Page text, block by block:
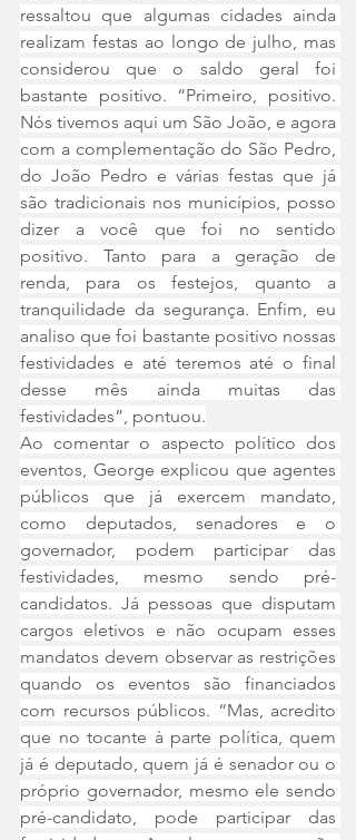
ressaltou que algumas cidades ainda
realizam festas ao longo de julho, mas
considerou que o saldo geral foi
bastante positivo. “Primeiro, positivo.
Nós tivemos aqui um São João, e agora
com a complementação do São Pedro,
do João Pedro e várias festas que já
são tradicionais nos municípios, posso
dizer a você que foi no sentido
positivo. Tanto para a geração de
renda, para os festejos, quanto a
tranquilidade da segurança. Enfim, eu
analiso que foi bastante positivo nossas
festividades e até teremos até o final
desse mês ainda muitas das
festividades”, pontuou.
Ao comentar o aspecto político dos
eventos, George explicou que agentes
públicos que já exercem mandato,
como deputados, senadores e o
governador, podem participar das
festividades, mesmo sendo pré-
candidatos. Já pessoas que disputam
cargos eletivos e não ocupam esses
mandatos devem observar as restrições
quando os eventos são financiados
com recursos públicos. “Mas, acredito
que no tocante à parte política, quem
já é deputado, quem já é senador ou o
próprio governador, mesmo ele sendo
pré-candidato, pode participar das